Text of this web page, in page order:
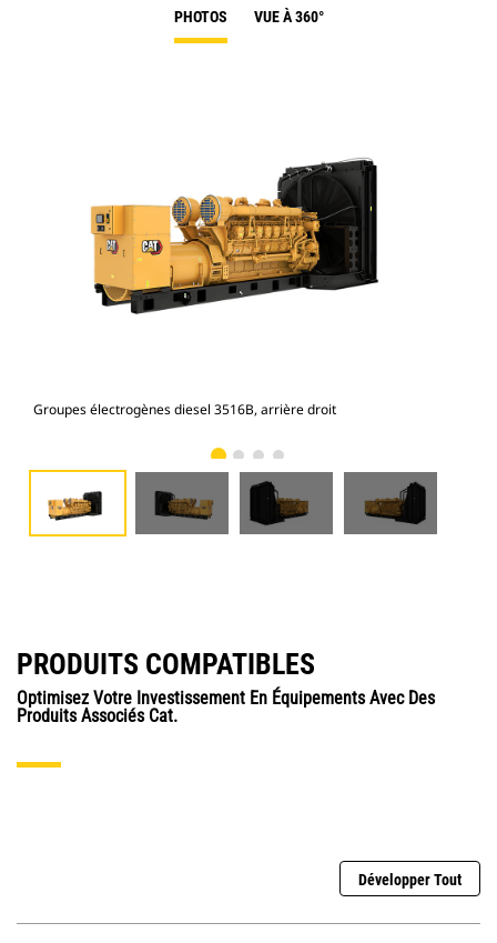
PHOTOS VUE À 360°
Groupes électrogènes diesel 3516B, arrière droit
PRODUITS COMPATIBLES
Optimisez Votre Investissement En Équipements Avec Des
Produits Associés Cat.
Développer Tout